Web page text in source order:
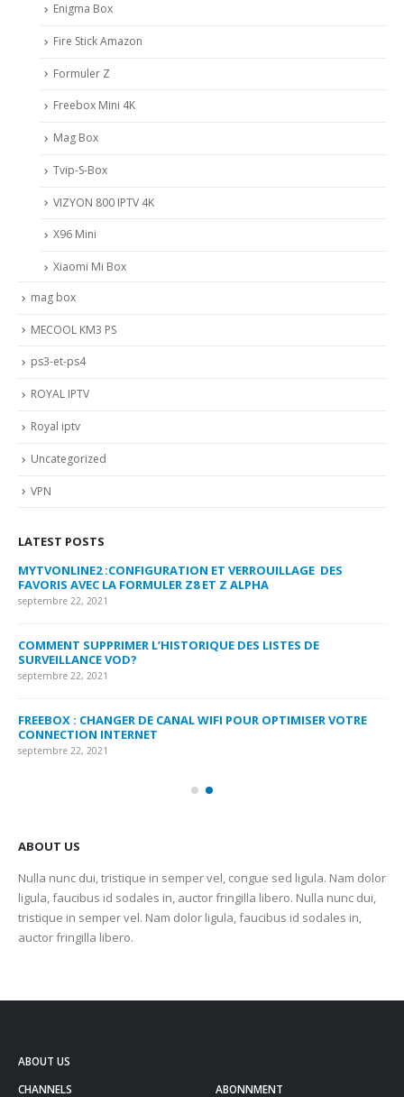
Enigma Box
Fire Stick Amazon
Formuler Z
Freebox Mini 4K
Mag Box
Tvip-S-Box
VIZYON 800 IPTV 4K
X96 Mini
Xiaomi Mi Box
mag box
MECOOL KM3 PS
ps3-et-ps4
ROYAL IPTV
Royal iptv
Uncategorized
VPN
LATEST POSTS
MYTVONLINE2 :CONFIGURATION ET VERROUILLAGE DES
FAVORIS AVEC LA FORMULER Z8 ET Z ALPHA
septembre 22, 2021
COMMENT SUPPRIMER L’HISTORIQUE DES LISTES DE
SURVEILLANCE VOD?
septembre 22, 2021
FREEBOX : CHANGER DE CANAL WIFI POUR OPTIMISER VOTRE
CONNECTION INTERNET
septembre 22, 2021
ABOUT US
Nulla nunc dui, tristique in semper vel, congue sed ligula. Nam dolor
ligula, faucibus id sodales in, auctor fringilla libero. Nulla nunc dui,
tristique in semper vel. Nam dolor ligula, faucibus id sodales in,
auctor fringilla libero.
ABOUT US
CHANNELS
ABONNMENT